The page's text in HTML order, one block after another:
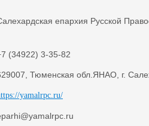
епархия Русской
(34922) 3-35-82
Тюменская обл.ЯНАО, г.
yamalrpc.ru/